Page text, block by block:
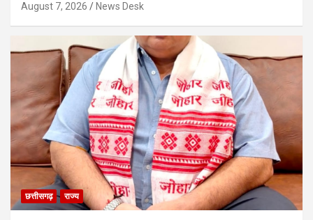
August 7, 2026 News Desk
छत्तीसगढ़ राज्य